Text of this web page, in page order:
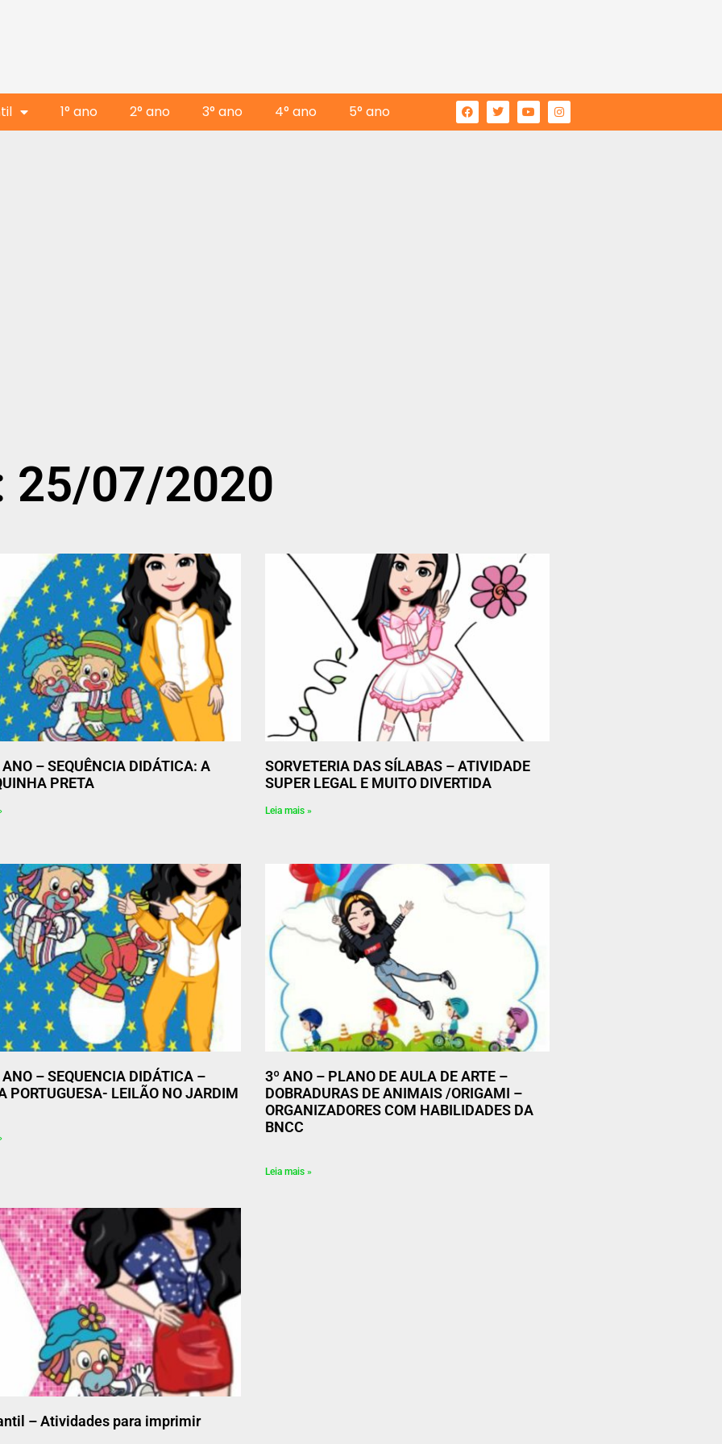
1° ano 2° ano 3° ano 4° ano 5° ano
25/07/2020
ANO – SEQUÊNCIA DIDÁTICA: A
PRETA
SORVETERIA DAS SÍLABAS – ATIVIDADE
SUPER LEGAL E MUITO DIVERTIDA
Leia mais »
ANO – SEQUENCIA DIDÁTICA –
PORTUGUESA- LEILÃO NO JARDIM
3º ANO – PLANO DE AULA DE ARTE –
DOBRADURAS DE ANIMAIS /ORIGAMI –
ORGANIZADORES COM HABILIDADES DA
BNCC
Leia mais »
– Atividades para imprimir